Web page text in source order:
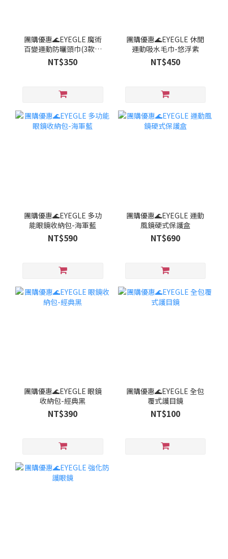
團購優惠🌊EYEGLE 魔術
百變運動防曬頭巾(3款可
選)
NT$350
團購優惠🌊EYEGLE 休閒
運動吸水毛巾-悠浮紫
NT$450
團購優惠🌊EYEGLE 多功
能眼鏡收納包-海軍藍
NT$590
團購優惠🌊EYEGLE 運動
風鏡硬式保護盒
NT$690
團購優惠🌊EYEGLE 眼鏡
收納包-經典黑
NT$390
團購優惠🌊EYEGLE 全包
覆式護目鏡
NT$100